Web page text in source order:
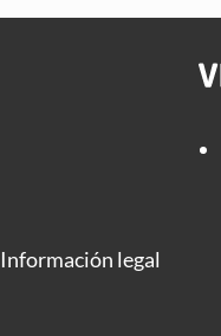
Información legal